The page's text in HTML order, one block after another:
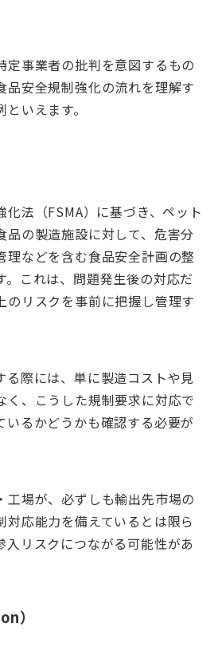
定事業者の批判を意図するもの
品安全規制強化の流れを理解す
いえます。
法（FSMA）に基づき、ペット
品の製造施設に対して、危害分
理などを含む食品安全計画の整
。これは、問題発生後の対応だ
のリスクを事前に把握し管理す
る際には、単に製造コストや見
く、こうした規制要求に対応で
いるかどうかも確認する必要が
工場が、必ずしも輸出先市場の
対応能力を備えているとは限ら
入リスクにつながる可能性があ
）